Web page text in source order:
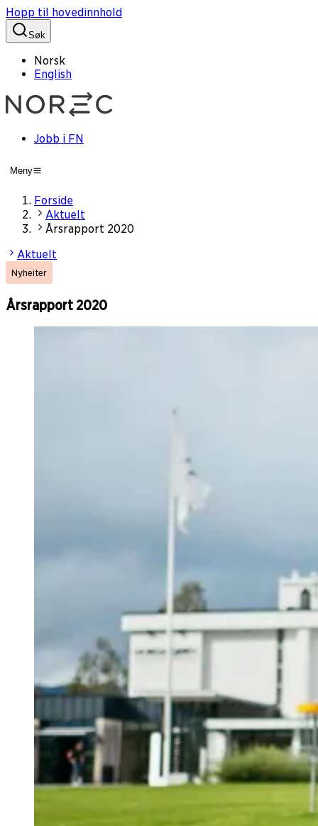
Hopp til hovedinnhold
Søk
Norsk
English
Jobb i FN
Meny
Forside
Aktuelt
Årsrapport 2020
Aktuelt
Nyheiter
Årsrapport 2020